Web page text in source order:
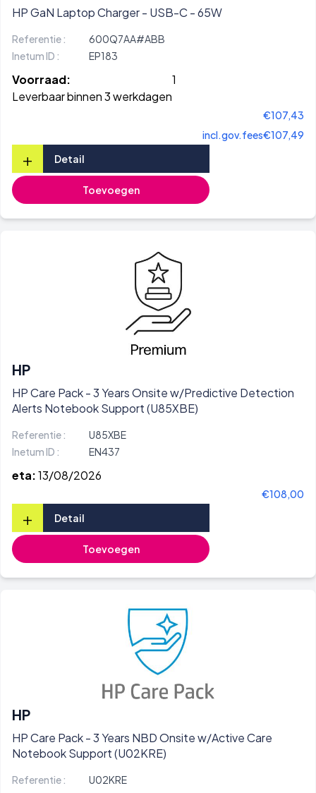
HP GaN Laptop Charger - USB-C - 65W
Referentie :
600Q7AA#ABB
Inetum ID :
EP183
Voorraad:
1
Leverbaar binnen 3 werkdagen
€107,43
incl.gov.fees€107,49
+ Detail
Toevoegen
HP
HP Care Pack - 3 Years Onsite w/Predictive Detection
Alerts Notebook Support (U85XBE)
Referentie :
U85XBE
Inetum ID :
EN437
eta:13/08/2026
€108,00
+ Detail
Toevoegen
HP
HP Care Pack - 3 Years NBD Onsite w/Active Care
Notebook Support (U02KRE)
Referentie :
U02KRE